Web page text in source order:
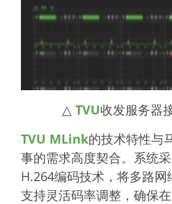
△ TVU收发服务器
TVU MLink的技术特性与
事的需求高度契合。系统
H.264编码技术，将多路
支持灵活码率调整，确保